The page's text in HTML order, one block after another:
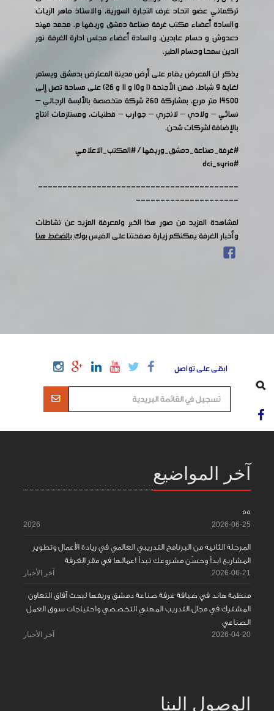
تركماني عضو اتحاد غرف التجارة السورية، والاستاذ ماهر الزيات
والسادة أعضاء مكتب غرفة صناعة دمشق وريفها م. محمد مهند
دعدوش و حسام عابدين، والسادة أعضاء مجلس ادارة الغرفة نور
الدين سمحا وحسام الطير.
يذكر ان المعرض يقام على أرض مدينة المعارض بدمشق ويستمر
لغاية 9 شباط، ضمن الأجنحة (1 و10 و 11 و 26) على مساحة تصل إلى
14500 متر مربع، بمشاركة ٢٦٠ شركة متخصصة بالألبسة الرجالي –
نسائي – ولادي – لانجري – جوارب – قطنيات، ومستلزمات انتاج
بالإضافة لشركات شحن.
#غرفة_صناعة_دمشق_وريفها/#المكتب_الاعلامي
#dci_syria
-----------------------------------------
---------------------
لمشاهدة المزيد من صور هذا الخبر ولمعرفة المزيد عن نشاطات
وأخبار الغرفة يمكنكم زيارة صفحتنا على الفيس بوكبالضغط هنا
ابقى على تواصل
آخر المواضيع
55
2026-06-25
2026
المرحلة الثانية من البرنامج التدريبي العالمي في ريادة الأعمال وتطوير
المشاريع ابدأ وحسّن مشروعك تبدأ اعمالها في مقر الغرفة
2026-06-21 آخر الأخبار
منظمة هاند في ضيافة غرفة صناعة دمشق وريفها لبحث آفاق التعاون
المشترك في مجال التدريب المهني التخصصي واحتياجات سوق العمل
الصناعي
2026-04-20 آخر الأخبار
الوصول إلينا